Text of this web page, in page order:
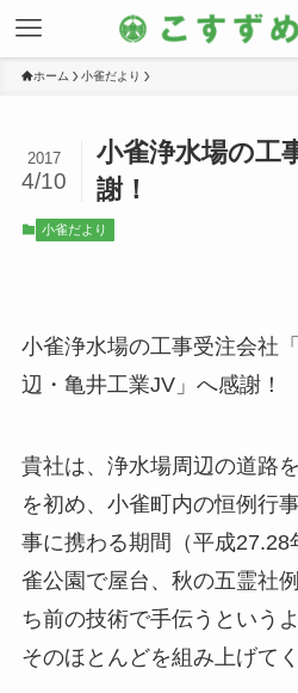
ホーム 小雀だより
小雀浄水場の工
謝！
2017
4/10
小雀だより
小雀浄水場の工事受注会社
辺・亀井工業JV」へ感謝！
貴社は、浄水場周辺の道路
を初め、小雀町内の恒例行
事に携わる期間（平成
雀公園で屋台、秋の五霊社
ち前の技術で手伝うという
そのほとんどを組み上げて